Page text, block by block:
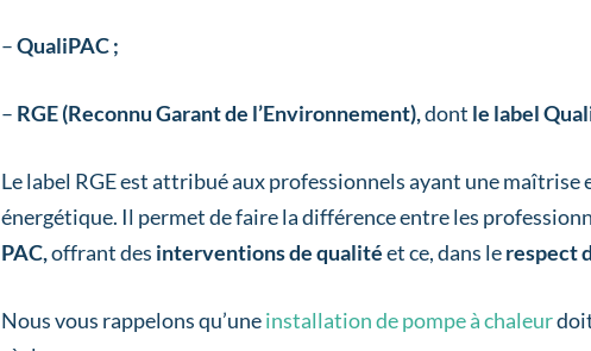
–QualiPAC ;
– RGE (Reconnu Garant de l’Environnement),dont le label
Le label RGE est attribué aux professionnels ayant une maîtrise
énergétique. Il permet de faire la différence entre les
PAC,offrant des interventions de qualitéet ce, dans lerespect
Nous vous rappelons qu’uneinstallation de pompe à chaleur